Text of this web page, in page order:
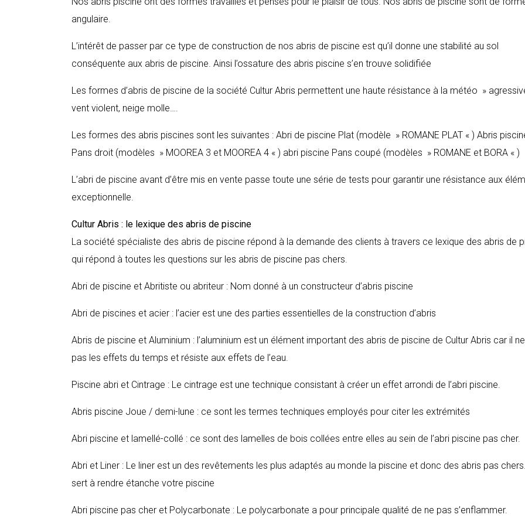
angulaire.
L’intérêt de passer par ce type de construction de nos abris de piscine est qu’il donne une stabilité au sol
conséquente aux abris de piscine. Ainsi l’ossature des abris piscine s’en trouve solidifiée
Les formes d’abris de piscine de la société Cultur Abris permettent une haute résistance à la météo »
vent violent, neige molle….
Les formes des abris piscines sont les suivantes : Abri de piscine Plat (modèle » ROMANE PLAT « ) Abris
Pans droit (modèles » MOOREA 3 et MOOREA 4 « ) abri piscine Pans coupé (modèles » ROMANE et BORA « )
L’abri de piscine avant d’être mis en vente passe toute une série de tests pour garantir une résistance aux
exceptionnelle.
Cultur Abris : le lexique des abris de piscine
La société spécialiste des abris de piscine répond à la demande des clients à travers ce lexique des abris de
qui répond à toutes les questions sur les abris de piscine pas chers.
Abri de piscine et Abritiste ou abriteur : Nom donné à un constructeur d’abris piscine
Abri de piscines et acier : l’acier est une des parties essentielles de la construction d’abris
Abris de piscine et Aluminium : l’aluminium est un élément important des abris de piscine de Cultur Abris car il
pas les effets du temps et résiste aux effets de l’eau.
Piscine abri et Cintrage : Le cintrage est une technique consistant à créer un effet arrondi de l’abri piscine.
Abris piscine Joue / demi-lune : ce sont les termes techniques employés pour citer les extrémités
Abri piscine et lamellé-collé : ce sont des lamelles de bois collées entre elles au sein de l’abri piscine pas cher.
Abri et Liner : Le liner est un des revêtements les plus adaptés au monde la piscine et donc des abris pas
sert à rendre étanche votre piscine
Abri piscine pas cher et Polycarbonate : Le polycarbonate a pour principale qualité de ne pas s’enflammer.